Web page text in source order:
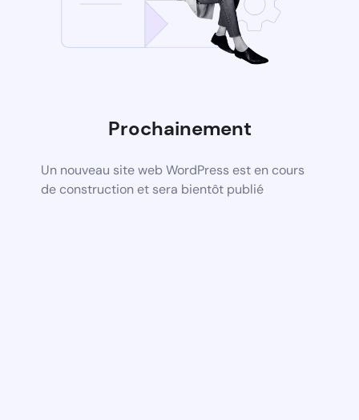
Prochainement
Un nouveau site web WordPress est en cours
de construction et sera bientôt publié